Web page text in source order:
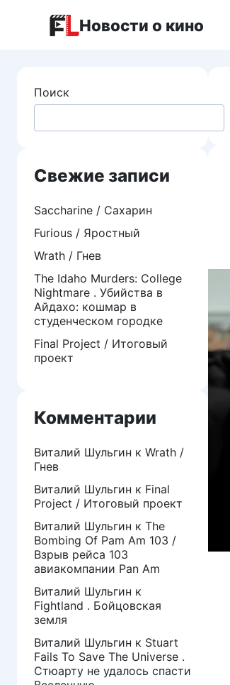
Новости о кино
Поиск
Свежие записи
Saccharine / Сахарин
Furious / Яростный
Wrath / Гнев
The Idaho Murders: College
Nightmare . Убийства в
Айдахо: кошмар в
студенческом городке
Final Project / Итоговый
проект
Комментарии
Виталий Шульгин к Wrath /
Гнев
Виталий Шульгин к Final
Project / Итоговый проект
Виталий Шульгин к The
Bombing Of Pam Am 103 /
Взрыв рейса 103
авиакомпании Pan Am
Виталий Шульгин к
Fightland . Бойцовская
земля
Виталий Шульгин к Stuart
Fails To Save The Universe .
Стюарту не удалось спасти